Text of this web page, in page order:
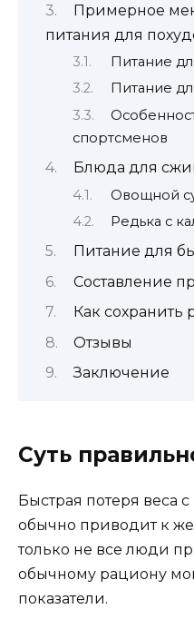
Примерное
питания для
Питание
Питание
спортсменов
Блюда для
Овощной
Редька с
Питание для
Составление
Как сохранить
Отзывы
Заключение
Суть
Быстрая потеря веса
обычно приводит к
только не все люди
обычному рациону
показатели.